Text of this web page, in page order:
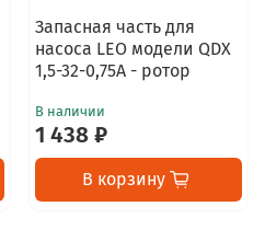
Запасная часть для
насоса LEO модели QDX
1,5-32-0,75А - ротор
В наличии
1 438 ₽
В корзину